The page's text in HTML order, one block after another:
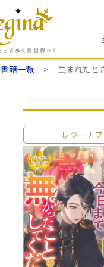
書籍一覧 生まれたと
レジーナ